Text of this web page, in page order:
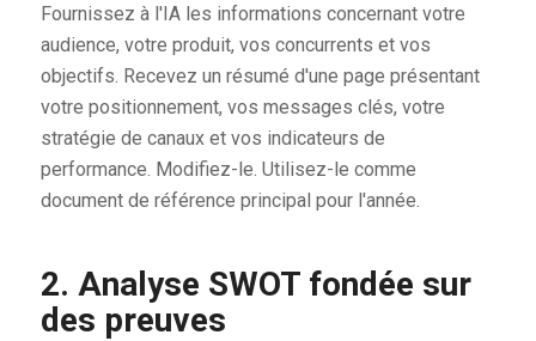
Fournissez à l'IA les informations concernant votre
audience, votre produit, vos concurrents et vos
objectifs. Recevez un résumé d'une page présentant
votre positionnement, vos messages clés, votre
stratégie de canaux et vos indicateurs de
performance. Modifiez-le. Utilisez-le comme
document de référence principal pour l'année.
2. Analyse SWOT fondée sur
des preuves